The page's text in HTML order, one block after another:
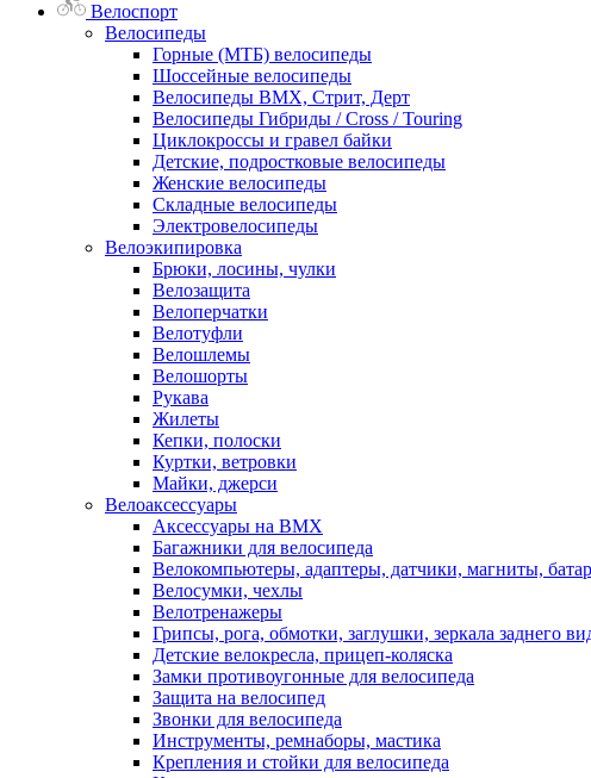
Велоспорт
Велосипеды
Горные (МТБ) велосипеды
Шоссейные велосипеды
Велосипеды BMX, Стрит, Дерт
Велосипеды Гибриды / Cross / Touring
Циклокроссы и гравел байки
Детские, подростковые велосипеды
Женские велосипеды
Складные велосипеды
Электровелосипеды
Велоэкипировка
Брюки, лосины, чулки
Велозащита
Велоперчатки
Велотуфли
Велошлемы
Велошорты
Рукава
Жилеты
Кепки, полоски
Куртки, ветровки
Майки, джерси
Велоаксессуары
Аксессуары на BMX
Багажники для велосипеда
Велокомпьютеры, адаптеры, датчики, магниты,
Велосумки, чехлы
Велотренажеры
Грипсы, рога, обмотки, заглушки, зеркала заднего
Детские велокресла, прицеп-коляска
Замки противоугонные для велосипеда
Защита на велосипед
Звонки для велосипеда
Инструменты, ремнаборы, мастика
Крепления и стойки для велосипеда